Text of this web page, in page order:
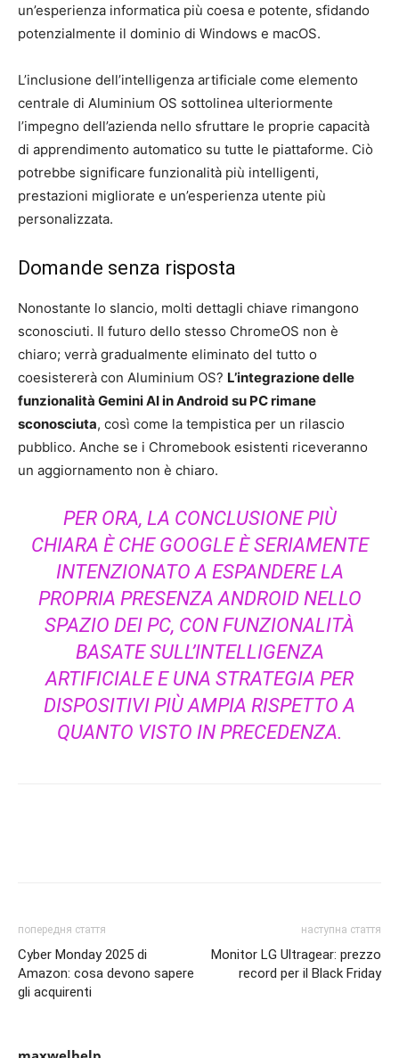
un’esperienza informatica più coesa e potente, sfidando
potenzialmente il dominio di Windows e macOS.
L’inclusione dell’intelligenza artificiale come elemento
centrale di Aluminium OS sottolinea ulteriormente
l’impegno dell’azienda nello sfruttare le proprie capacità
di apprendimento automatico su tutte le piattaforme. Ciò
potrebbe significare funzionalità più intelligenti,
prestazioni migliorate e un’esperienza utente più
personalizzata.
Domande senza risposta
Nonostante lo slancio, molti dettagli chiave rimangono
sconosciuti. Il futuro dello stesso ChromeOS non è
chiaro; verrà gradualmente eliminato del tutto o
coesistererà con Aluminium OS? L’integrazione delle
funzionalità Gemini AI in Android su PC rimane
sconosciuta, così come la tempistica per un rilascio
pubblico. Anche se i Chromebook esistenti riceveranno
un aggiornamento non è chiaro.
PER ORA, LA CONCLUSIONE PIÙ
CHIARA È CHE GOOGLE È SERIAMENTE
INTENZIONATO A ESPANDERE LA
PROPRIA PRESENZA ANDROID NELLO
SPAZIO DEI PC, CON FUNZIONALITÀ
BASATE SULL’INTELLIGENZA
ARTIFICIALE E UNA STRATEGIA PER
DISPOSITIVI PIÙ AMPIA RISPETTO A
QUANTO VISTO IN PRECEDENZA.
попередня стаття
Cyber Monday 2025 di
Amazon: cosa devono sapere
gli acquirenti
наступна стаття
Monitor LG Ultragear: prezzo
record per il Black Friday